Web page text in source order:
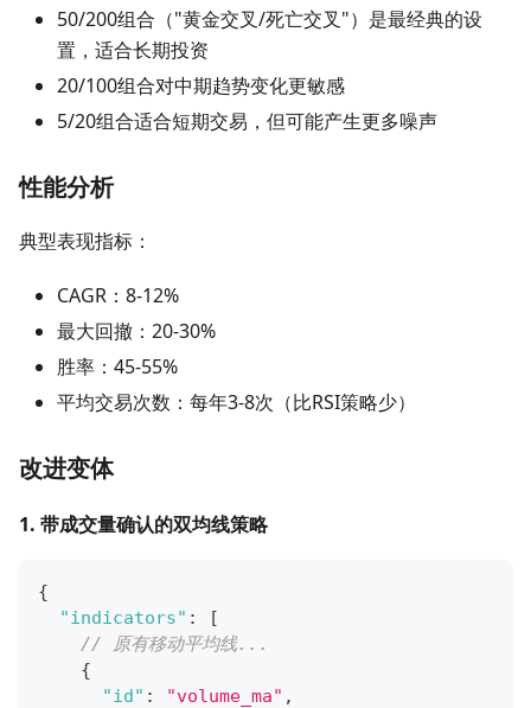
50/200组合（"黄金交叉/死亡交叉"）是最经典的设
置，适合长期投资
20/100组合对中期趋势变化更敏感
5/20组合适合短期交易，但可能产生更多噪声
性能分析
典型表现指标：
CAGR：8-12%
最大回撤：20-30%
胜率：45-55%
平均交易次数：每年3-8次（比RSI策略少）
改进变体
1. 带成交量确认的双均线策略
{
"indicators" :
[
// 原有移动平均线...
{
"id" : "volume_ma" ,